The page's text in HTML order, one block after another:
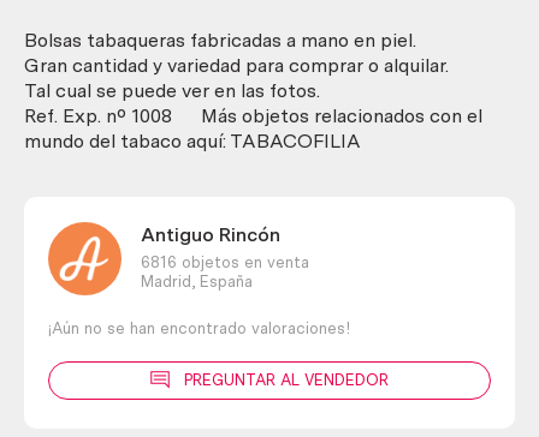
guardar
tabaco.
Gran
cantidad
de
Bolsas tabaqueras fabricadas a mano en piel.
Gran cantidad y variedad para comprar o alquilar.
Tal cual se puede ver en las fotos.
Ref. Exp. nº 1008 Más objetos relacionados con el
mundo del tabaco aquí: TABACOFILIA
Antiguo Rincón
6816 objetos en venta
Madrid,
España
¡Aún no se han encontrado valoraciones!
PREGUNTAR AL VENDEDOR